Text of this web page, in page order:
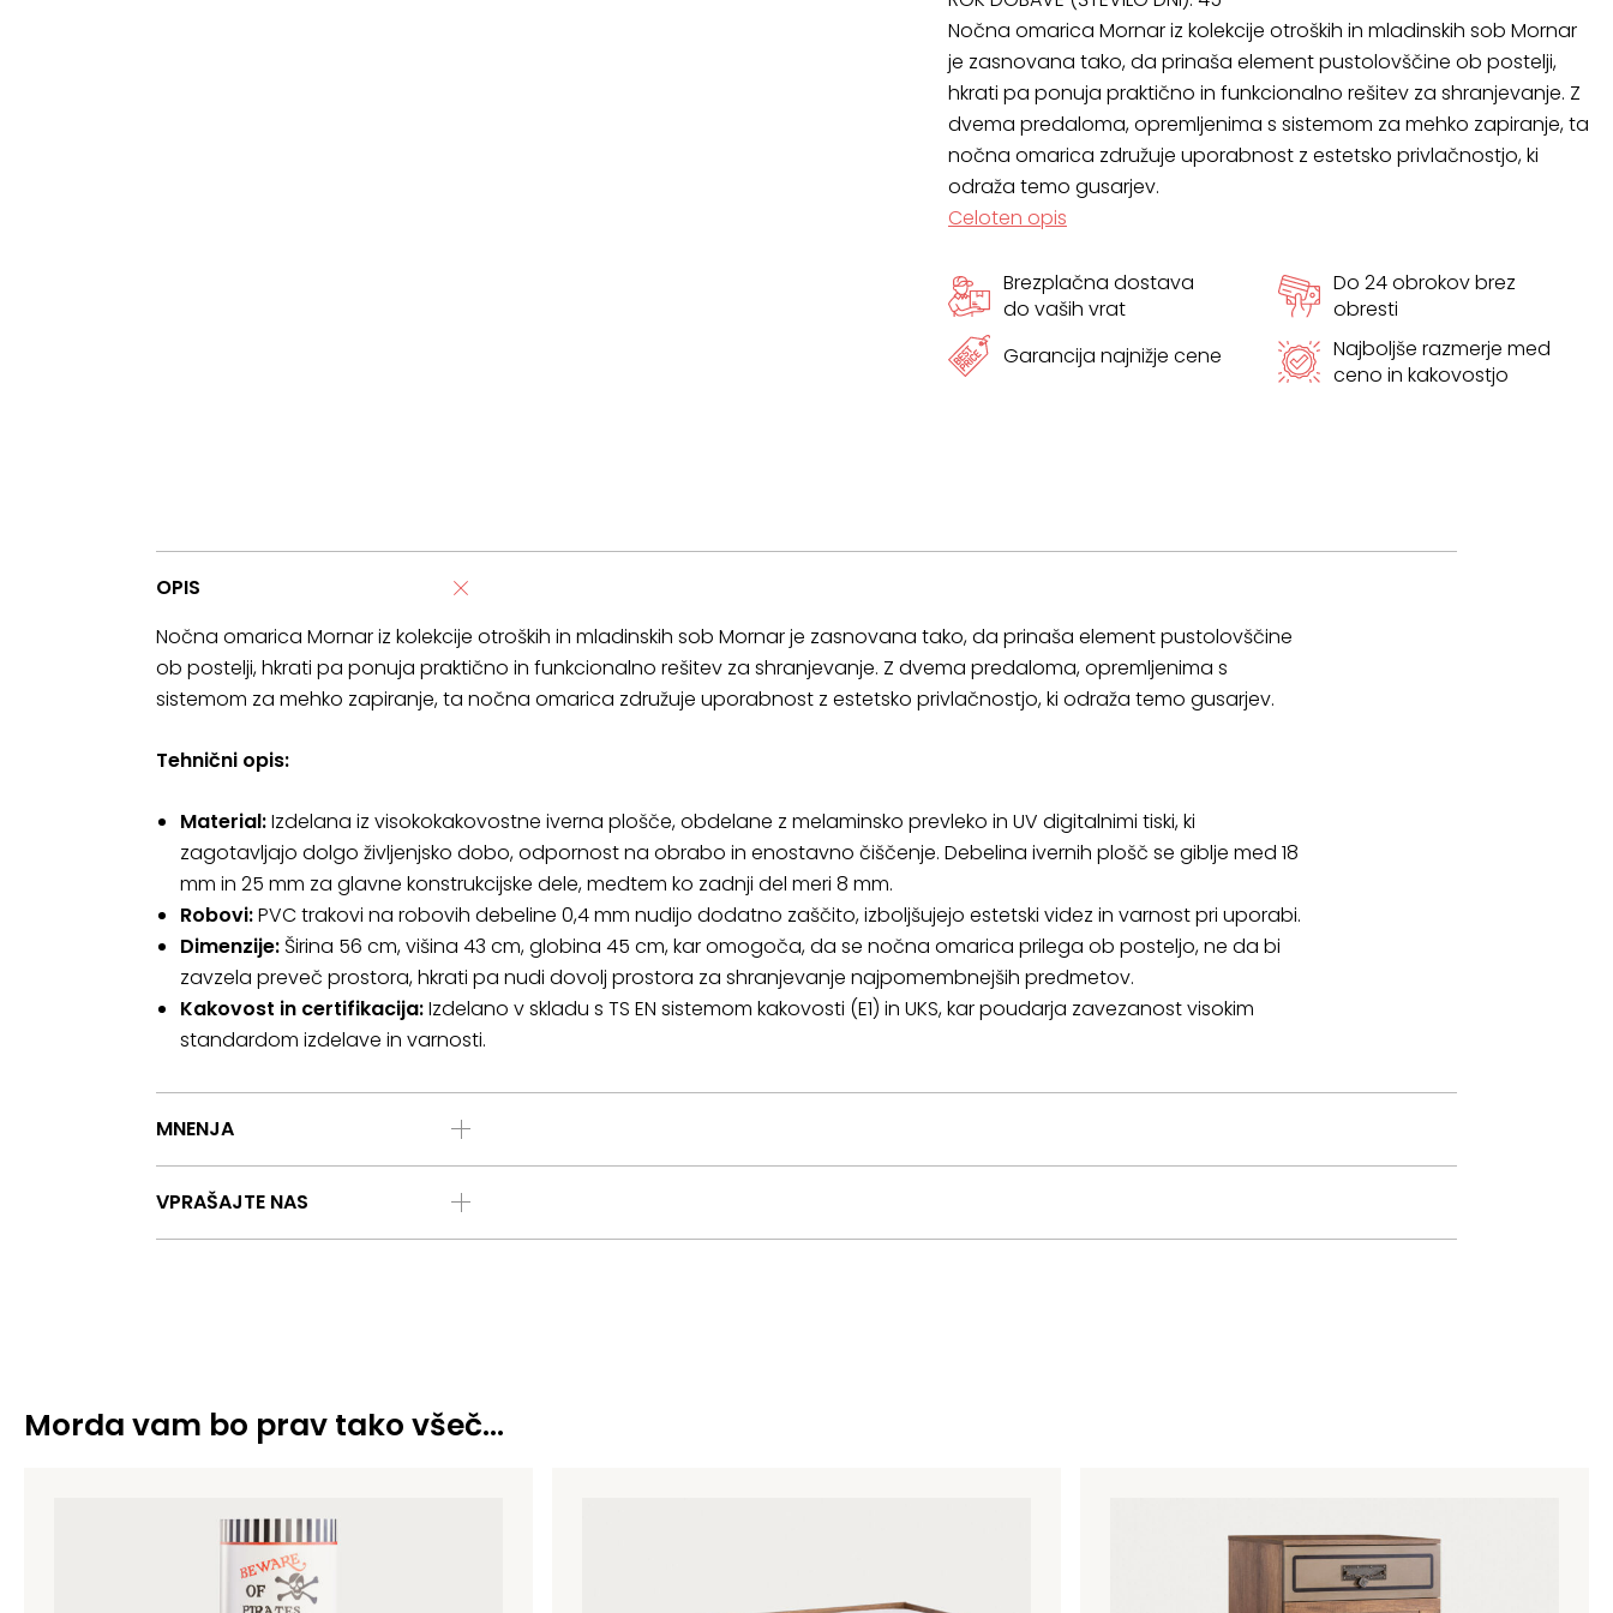
Nočna omarica Mornar iz kolekcije otroških in mladinskih sob Mornar
je zasnovana tako, da prinaša element pustolovščine ob postelji,
hkrati pa ponuja praktično in funkcionalno rešitev za shranjevanje. Z
dvema predaloma, opremljenima s sistemom za mehko zapiranje, ta
nočna omarica združuje uporabnost z estetsko privlačnostjo, ki
odraža temo gusarjev.
Celoten opis
Brezplačna dostava
do vaših vrat
Do 24 obrokov brez
obresti
Garancija najnižje cene
Najboljše razmerje med
ceno in kakovostjo
OPIS
Nočna omarica Mornar iz kolekcije otroških in mladinskih sob Mornar je zasnovana tako, da prinaša element pustolovščine
ob postelji, hkrati pa ponuja praktično in funkcionalno rešitev za shranjevanje. Z dvema predaloma, opremljenima s
sistemom za mehko zapiranje, ta nočna omarica združuje uporabnost z estetsko privlačnostjo, ki odraža temo gusarjev.
Tehnični opis:
Material:Izdelana iz visokokakovostne iverna plošče, obdelane z melaminsko prevleko in UV digitalnimi tiski, ki
zagotavljajo dolgo življenjsko dobo, odpornost na obrabo in enostavno čiščenje. Debelina ivernih plošč se giblje med 18
mm in 25 mm za glavne konstrukcijske dele, medtem ko zadnji del meri 8 mm.
Robovi:PVC trakovi na robovih debeline 0,4 mm nudijo dodatno zaščito, izboljšujejo estetski videz in varnost pri uporabi.
Dimenzije: Širina 56 cm, višina 43 cm, globina 45 cm, kar omogoča, da se nočna omarica prilega ob posteljo, ne da bi
zavzela preveč prostora, hkrati pa nudi dovolj prostora za shranjevanje najpomembnejših predmetov.
Kakovost in certifikacija:Izdelano v skladu s TS EN sistemom kakovosti (E1) in UKS, kar poudarja zavezanost visokim
standardom izdelave in varnosti.
MNENJA
VPRAŠAJTE NAS
Morda vam bo prav tako všeč…